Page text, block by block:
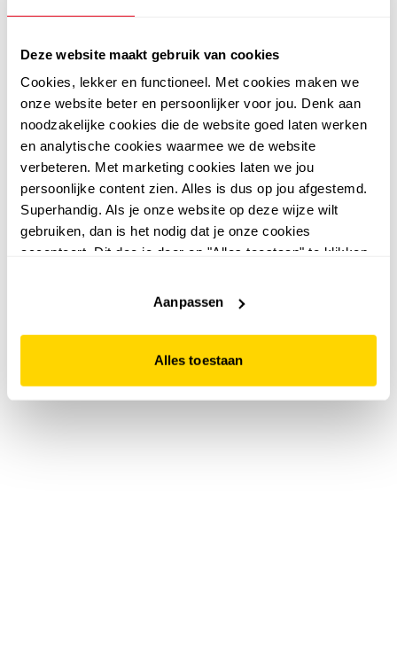
Deze website maakt gebruik van cookies
Cookies, lekker en functioneel. Met cookies maken we
onze website beter en persoonlijker voor jou. Denk aan
noodzakelijke cookies die de website goed laten werken
en analytische cookies waarmee we de website
verbeteren. Met marketing cookies laten we jou
persoonlijke content zien. Alles is dus op jou afgestemd.
Superhandig. Als je onze website op deze wijze wilt
gebruiken, dan is het nodig dat je onze cookies
accepteert. Dit doe je door op "Alles toestaan" te klikken.
website niet optimaal functioneert.
Aanpassen
Alles toestaan